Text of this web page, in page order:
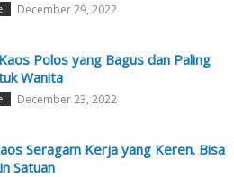
December 29, 2022
Polos yang Bagus dan Paling
Wanita
December 23, 2022
Seragam Kerja yang Keren. Bisa
Satuan